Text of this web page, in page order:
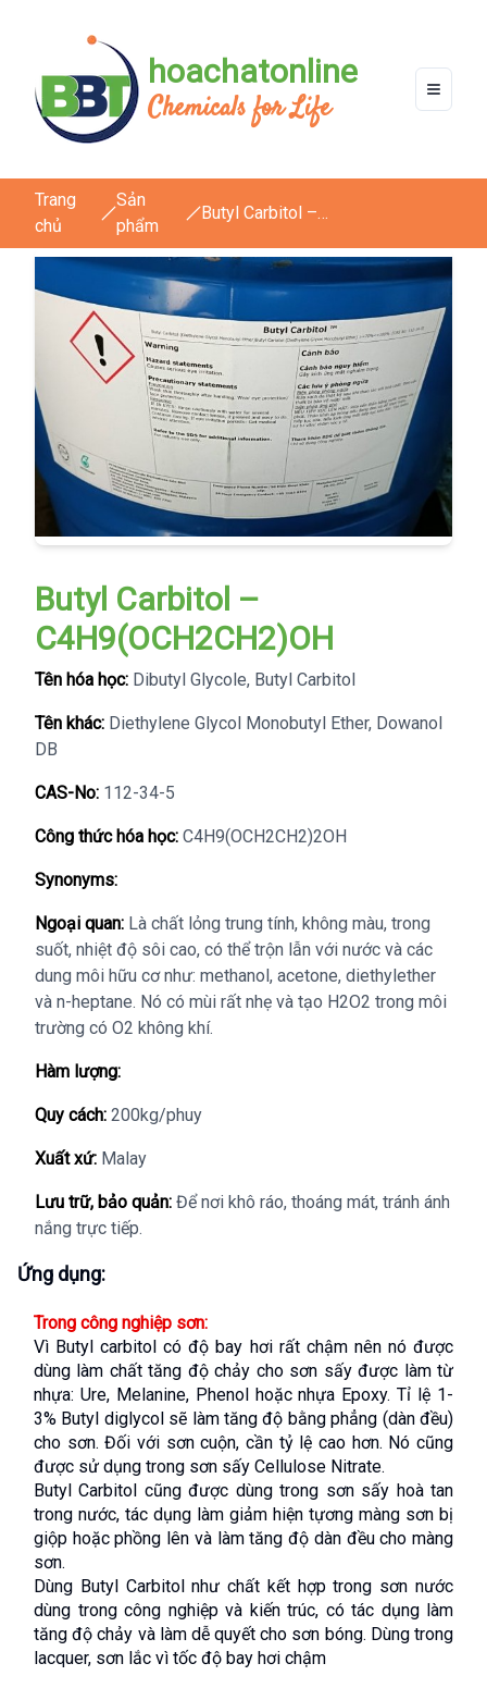
hoachatonline
Chemicals for Life
Trang
chủ
Sản
phẩm
Butyl Carbitol –
Butyl Carbitol –
C4H9(OCH2CH2)OH
Tên hóa học: Dibutyl Glycole, Butyl Carbitol
Tên khác: Diethylene Glycol Monobutyl Ether, Dowanol
DB
CAS-No: 112-34-5
Công thức hóa học: C4H9(OCH2CH2)2OH
Synonyms:
Ngoại quan: Là chất lỏng trung tính, không màu, trong
suốt, nhiệt độ sôi cao, có thể trộn lẫn với nước và các
dung môi hữu cơ như: methanol, acetone, diethylether
và n-heptane. Nó có mùi rất nhẹ và tạo H2O2 trong môi
trường có O2 không khí.
Hàm lượng:
Quy cách: 200kg/phuy
Xuất xứ: Malay
Lưu trữ, bảo quản: Để nơi khô ráo, thoáng mát, tránh ánh
nắng trực tiếp.
Ứng dụng:
Trong công nghiệp sơn:
Vì Butyl carbitol có độ bay hơi rất chậm nên nó được
dùng làm chất tăng độ chảy cho sơn sấy được làm từ
nhựa: Ure, Melanine, Phenol hoặc nhựa Epoxy. Tỉ lệ 1-
3% Butyl diglycol sẽ làm tăng độ bằng phẳng (dàn đều)
cho sơn. Đối với sơn cuộn, cần tỷ lệ cao hơn. Nó cũng
được sử dụng trong sơn sấy Cellulose Nitrate.
Butyl Carbitol cũng được dùng trong sơn sấy hoà tan
trong nước, tác dụng làm giảm hiện tựơng màng sơn bị
giộp hoặc phồng lên và làm tăng độ dàn đều cho màng
sơn.
Dùng Butyl Carbitol như chất kết hợp trong sơn nước
dùng trong công nghiệp và kiến trúc, có tác dụng làm
tăng độ chảy và làm dễ quyết cho sơn bóng. Dùng trong
lacquer, sơn lắc vì tốc độ bay hơi chậm